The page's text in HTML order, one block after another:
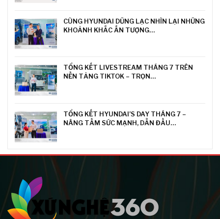
CÙNG HYUNDAI DŨNG LẠC NHÌN LẠI NHỮNG
KHOẢNH KHẮC ẤN TƯỢNG…
TỔNG KẾT LIVESTREAM THÁNG 7 TRÊN
NỀN TẢNG TIKTOK – TRỌN…
TỔNG KẾT HYUNDAI’S DAY THÁNG 7 –
NÂNG TẦM SỨC MẠNH, DẪN ĐẦU…